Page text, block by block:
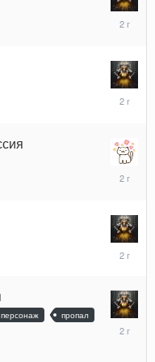
21
20
28
22
персонаж пропал